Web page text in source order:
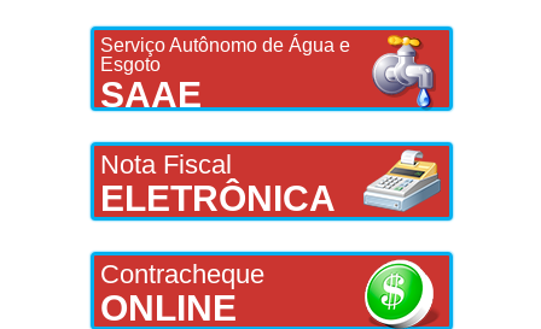
Serviço Autônomo de Água e
Esgoto
SAAE
Nota Fiscal
ELETRÔNICA
Contracheque
ONLINE